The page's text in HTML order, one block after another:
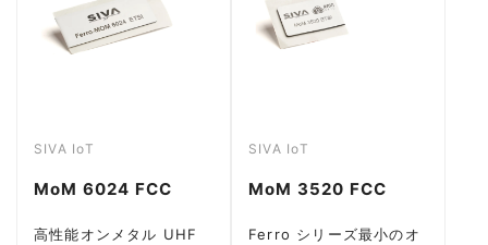
SIVA IoT
MoM 6024 FCC
高性能オンメタル UHF
SIVA IoT
MoM 3520 FCC
Ferro シリーズ最小のオ